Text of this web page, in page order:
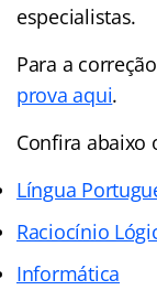
especialistas.
Para a
prova aqui.
Confira abaixo
Língua
Raciocínio
Informática